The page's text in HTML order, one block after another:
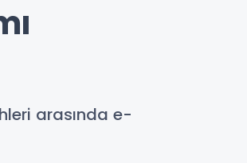
arasında e-